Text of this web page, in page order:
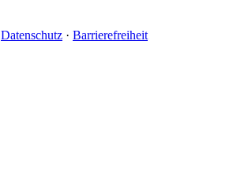
Datenschutz · Barrierefreiheit